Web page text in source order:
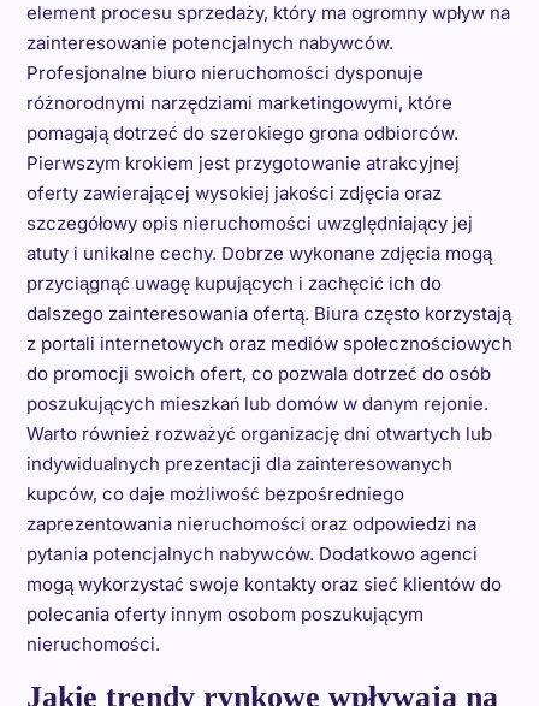
element procesu sprzedaży, który ma ogromny wpływ na
zainteresowanie potencjalnych nabywców.
Profesjonalne biuro nieruchomości dysponuje
różnorodnymi narzędziami marketingowymi, które
pomagają dotrzeć do szerokiego grona odbiorców.
Pierwszym krokiem jest przygotowanie atrakcyjnej
oferty zawierającej wysokiej jakości zdjęcia oraz
szczegółowy opis nieruchomości uwzględniający jej
atuty i unikalne cechy. Dobrze wykonane zdjęcia mogą
przyciągnąć uwagę kupujących i zachęcić ich do
dalszego zainteresowania ofertą. Biura często korzystają
z portali internetowych oraz mediów społecznościowych
do promocji swoich ofert, co pozwala dotrzeć do osób
poszukujących mieszkań lub domów w danym rejonie.
Warto również rozważyć organizację dni otwartych lub
indywidualnych prezentacji dla zainteresowanych
kupców, co daje możliwość bezpośredniego
zaprezentowania nieruchomości oraz odpowiedzi na
pytania potencjalnych nabywców. Dodatkowo agenci
mogą wykorzystać swoje kontakty oraz sieć klientów do
polecania oferty innym osobom poszukującym
nieruchomości.
Jakie trendy rynkowe wpływają na